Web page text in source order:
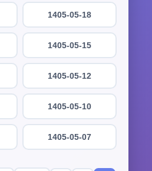
1405-05-18
1405-05-15
1405-05-12
1405-05-10
1405-05-07